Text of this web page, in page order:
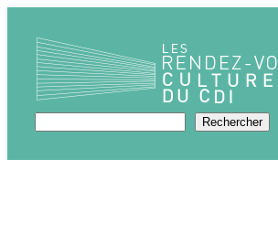
contenu
Rechercher Rechercher